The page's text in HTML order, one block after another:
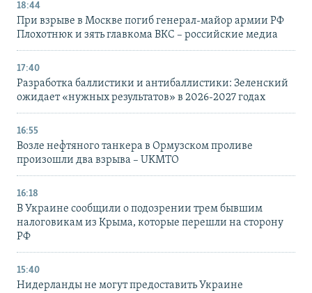
18:44
При взрыве в Москве погиб генерал-майор армии РФ
Плохотнюк и зять главкома ВКС – российские медиа
17:40
Разработка баллистики и антибаллистики: Зеленский
ожидает «нужных результатов» в 2026-2027 годах
16:55
Возле нефтяного танкера в Ормузском проливе
произошли два взрыва – UKMTO
16:18
В Украине сообщили о подозрении трем бывшим
налоговикам из Крыма, которые перешли на сторону
РФ
15:40
Нидерланды не могут предоставить Украине